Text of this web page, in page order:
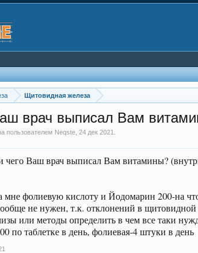
Щитовидная железа
врач выписал Вам
пользователем Neqste ,24 дек 2021
чего Ваш врач выписал Вам витамины?
мне фолиевую кислоту и Йодомарин 200-на
не нужен, т.к. отклонений в
или методы определить в чем все таки
по таблетке в день, фолиевая-4 штуки в день